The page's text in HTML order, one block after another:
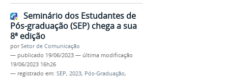
Seminário dos Estudantes de
Pós-graduação (SEP) chega a sua
8ª edição
porSetor de Comunicação
— publicado 19/06/2023 — última modificação
19/06/2023 16h26
— registrado em: SEP, 2023, Pós-Graduação,